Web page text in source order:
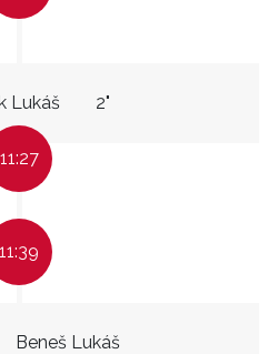
Lukáš 2"
11:27
11:39
Beneš Lukáš